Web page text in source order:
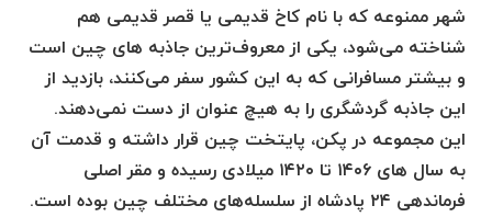
شهر ممنوعه که با نام کاخ قدیمی یا قصر قدیمی هم
شناخته می‌شود، یکی از معروف‌ترین جاذبه های چین است
و بیشتر مسافرانی که به این کشور سفر می‌کنند، بازدید از
این جاذبه گردشگری را به هیچ عنوان از دست نمی‌دهند.
این مجموعه در پکن، پایتخت چین قرار داشته و قدمت آن
به سال های ۱۴۰۶ تا ۱۴۲۰ میلادی رسیده و مقر اصلی
فرماندهی ۲۴ پادشاه از سلسله‌های مختلف چین بوده است.